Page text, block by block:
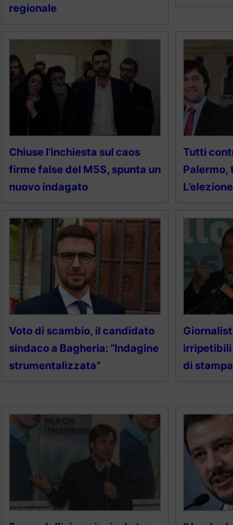
regionale
Chiuse l’inchiesta sul caos
firme false del M5S, spunta un
nuovo indagato
Tutti
Palermo,
Voto di scambio, il candidato
sindaco a Bagheria: “Indagine
strumentalizzata”
irripetibili
di